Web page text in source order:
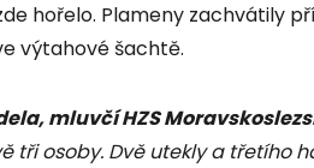
hořelo. Plameny zachvátily
výtahové šachtě.
mluvčí HZS
tři osoby. Dvě utekly a třetího